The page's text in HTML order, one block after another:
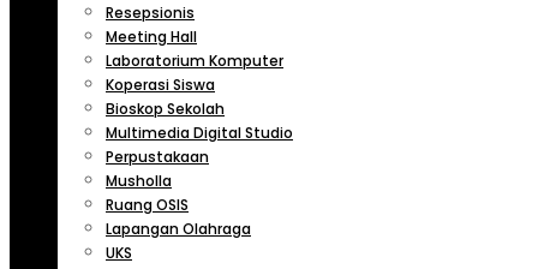
Resepsionis
Meeting Hall
Laboratorium Komputer
Koperasi Siswa
Bioskop Sekolah
Multimedia Digital Studio
Perpustakaan
Musholla
Ruang OSIS
Lapangan Olahraga
UKS